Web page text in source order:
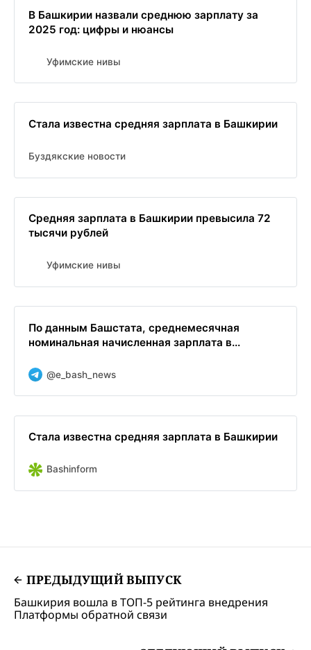
В Башкирии назвали среднюю зарплату за
2025 год: цифры и нюансы
Уфимские нивы
Стала известна средняя зарплата в Башкирии
Буздякские новости
Средняя зарплата в Башкирии превысила 72
тысячи рублей
Уфимские нивы
По данным Башстата, среднемесячная
номинальная начисленная зарплата в...
@e_bash_news
Стала известна средняя зарплата в Башкирии
Bashinform
ПРЕДЫДУЩИЙ ВЫПУСК
Башкирия вошла в ТОП-5 рейтинга внедрения
Платформы обратной связи